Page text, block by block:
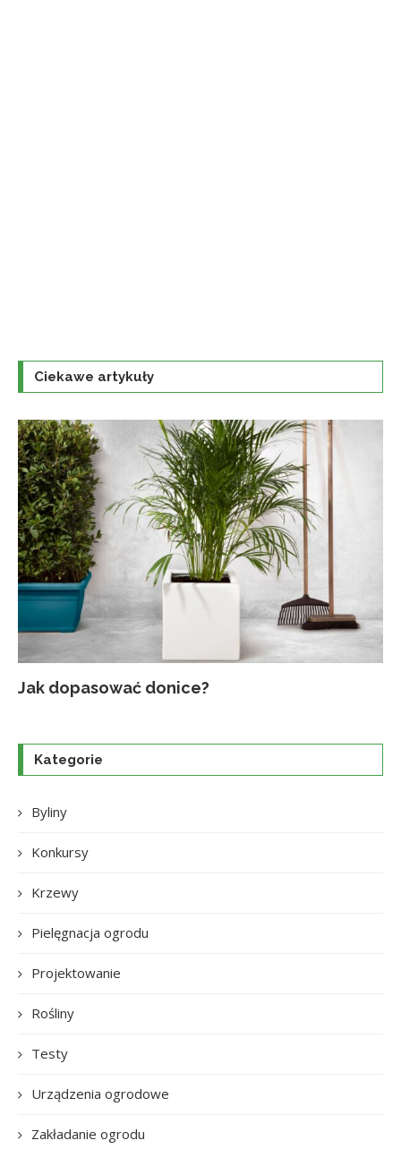
Ciekawe artykuły
Jak dopasować donice?
Kategorie
Byliny
Konkursy
Krzewy
Pielęgnacja ogrodu
Projektowanie
Rośliny
Testy
Urządzenia ogrodowe
Zakładanie ogrodu